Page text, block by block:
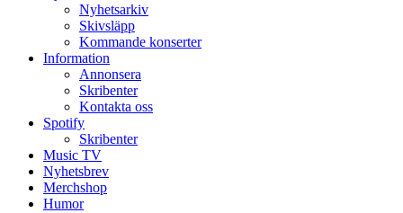
Nyhetsarkiv
Skivsläpp
Kommande konserter
Information
Annonsera
Skribenter
Kontakta oss
Spotify
Skribenter
Music TV
Nyhetsbrev
Merchshop
Humor